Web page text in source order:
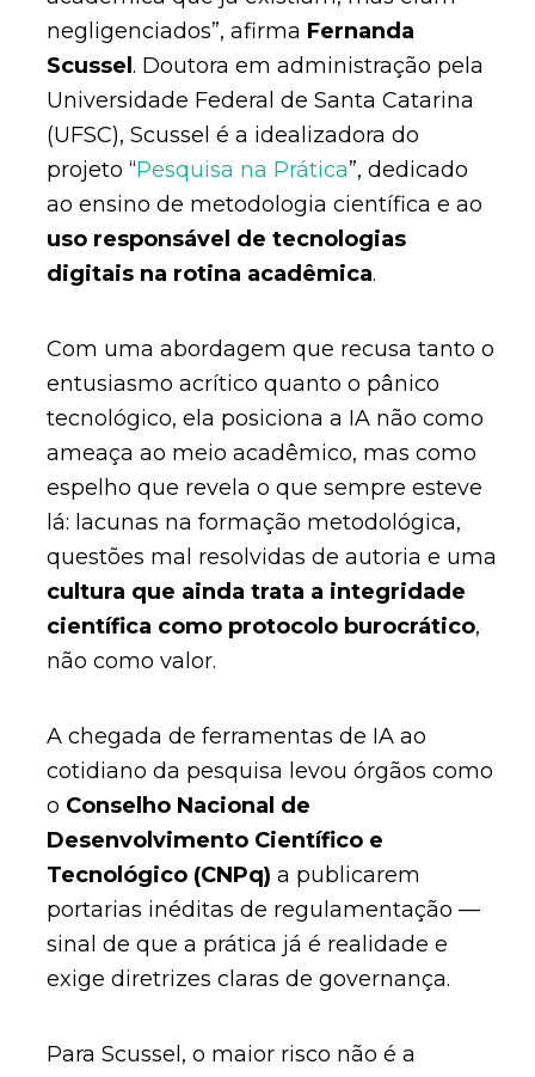
negligenciados”, afirma Fernanda
Scussel . Doutora em administração pela
Universidade Federal de Santa Catarina
(UFSC), Scussel é a idealizadora do
projeto “Pesquisa na Prática”, dedicado
ao ensino de metodologia científica e ao
uso responsável de tecnologias
digitais na rotina acadêmica.
Com uma abordagem que recusa tanto o
entusiasmo acrítico quanto o pânico
tecnológico, ela posiciona a IA não como
ameaça ao meio acadêmico, mas como
espelho que revela o que sempre esteve
lá: lacunas na formação metodológica,
questões mal resolvidas de autoria e uma
cultura que ainda trata a integridade
científica como protocolo burocrático,
não como valor.
A chegada de ferramentas de IA ao
cotidiano da pesquisa levou órgãos como
o Conselho Nacional de
Desenvolvimento Científico e
Tecnológico (CNPq) a publicarem
portarias inéditas de regulamentação —
sinal de que a prática já é realidade e
exige diretrizes claras de governança.
Para Scussel, o maior risco não é a